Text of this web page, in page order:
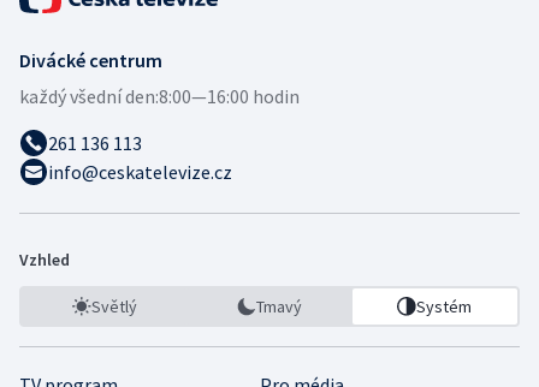
Divácké centrum
každý všední den:8:00—16:00 hodin
261 136 113
info@ceskatelevize.cz
Vzhled
Světlý Tmavý Systém